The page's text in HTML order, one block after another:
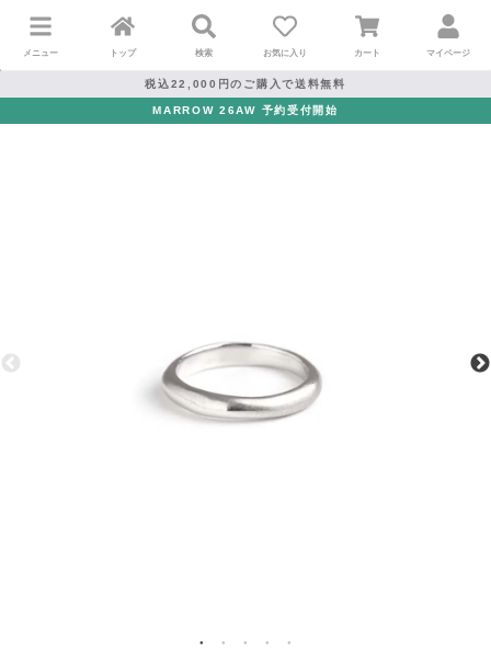
メニュー トップ 検索 お気に入り カート マイページ
税込22,000円のご購入で送料無料
MARROW 26AW 予約受付開始